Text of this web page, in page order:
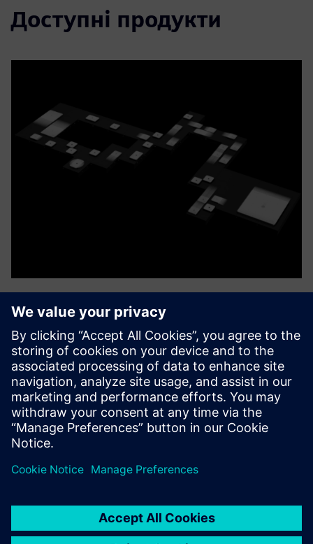
Доступні продукти
Planar Motor System
Planar Motor System перетворює виробництво нового
покоління з неперевершеною гнучкістю,
масштабованістю та модульністю. Три компоненти
забезпечують повну свободу 6-DOF: левітаційні xBots
(мовери), Flyways (статори) та PMC, інтегро...
Докладніше